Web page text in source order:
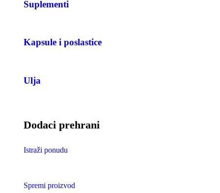
Suplementi
Kapsule i poslastice
Ulja
Dodaci prehrani
Istraži ponudu
Spremi proizvod